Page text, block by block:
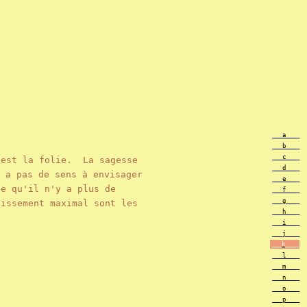
la folie. La sagesse
de sens à envisager
qu'il n'y a plus de
maximal sont les
___a____
___b____
___c____
___d____
___e____
___f____
___g____
___h____
___i____
___j____
___k____
___m____
___n____
___o____
___p____